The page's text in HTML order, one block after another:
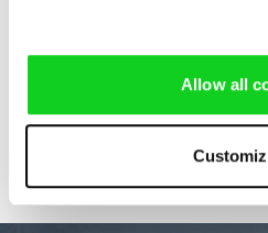
Allow all
For more information about
Beirut
Send Email